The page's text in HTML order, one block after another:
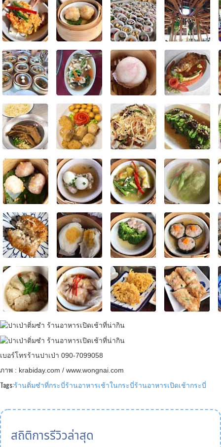
เบอร์โทรร้านปาเป่า 090-7099058
ภาพ : krabiday.com / www.wongnai.com
Tags:ร้านติ่มซำที่กระบี่ร้านอาหารเช้าในกระบี่ร้านอาหารเปิดเช้ากระบี่
สถิติการรีวิวล่าสุด